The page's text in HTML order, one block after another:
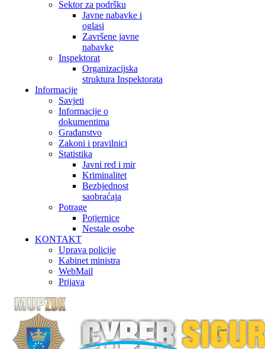
Sektor za podršku
Javne nabavke i
oglasi
Završene javne
nabavke
Inspektorat
Organizacijska
struktura Inspektorata
Informacije
Savjeti
Informacije o
dokumentima
Građanstvo
Zakoni i pravilnici
Statistika
Javni red i mir
Kriminalitet
Bezbjednost
saobraćaja
Potrage
Potjernice
Nestale osobe
KONTAKT
Uprava policije
Kabinet ministra
WebMail
Prijava